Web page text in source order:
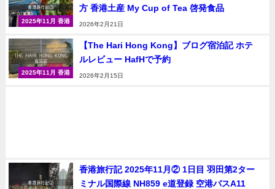
2025年11月 香港
方 香港土産 My Cup of Tea 啓発食品
2026年2月21日
2025年11月 香港
【The Hari Hong Kong】ブログ宿泊記 ホテ
ルレビュー HafHで予約
2026年2月15日
香港旅行記 2025年11月② 1日目 羽田第2ター
ミナル国際線 NH859 e道登録 空港バスA11